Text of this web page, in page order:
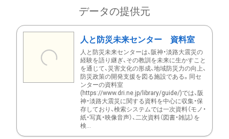
データの提供元
人と防災未来センター 資料室
人と防災未来センターは、阪神・淡路大震災の
経験を語り継ぎ、その教訓を未来に生かすこと
を通じて、災害文化の形成、地域防災力の向上、
防災政策の開発支援を図る施設である。同セ
ンターの資料室
(https://www.dri.ne.jp/library/guide/)では、阪
神・淡路大震災に関する資料を中心に収集・保
存しており、検索システムでは一次資料（モノ・
紙・写真・映像音声）、二次資料（図書・雑誌）を
検...